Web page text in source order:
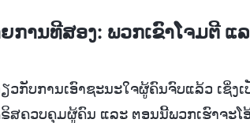
ການທີສອງ: ພວກເຂົາໂຈມຕີ
ວກັບການເອົາຊະນະໃຈຜູ້ຄົນຈົບແລ້ວ ເຊິ່ງ
ສຄວບຄຸມຜູ້ຄົນ ແລະ ຕອນນີ້ພວກເຮົາຈະ